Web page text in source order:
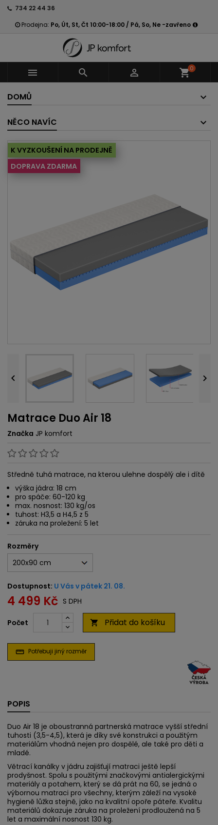
734 22 44 36
Prodejna: Po, Út, St, Čt 10:00-18:00 / Pá, So, Ne -zavřeno
   shopping_cart0
DOMŮ
NĚCO NAVÍC
K VYZKOUŠENÍ NA PRODEJNĚ
DOPRAVA ZDARMA
 
Matrace Duo Air 18
Značka JP komfort
Středně tuhá matrace, na kterou ulehne dospělý ale i dítě
výška jádra: 18 cm
pro spáče: 60-120 kg
max. nosnost: 130 kg/os
tuhost: H3,5 a H4,5 z 5
záruka na proležení: 5 let
Rozměry
Dostupnost: U Vás v pátek 21. 08.
4 499 Kč S DPH
Počet  Přidat do košíku
straighten Potřebuji jiný rozměr
POPIS
Duo Air 18 je oboustranná partnerská matrace vyšší střední
tuhosti (3,5-4,5), která je díky své konstrukci a použitým
materiálům vhodná nejen pro dospělé, ale také pro děti a
mladé.
Větrací kanálky v jádru zajišťují matraci ještě lepší
prodyšnost. Spolu s použitými značkovými antialergickými
materiály a potahem, který se dá prát na 60, se jedná o
výbornou matraci pro všechny, kterým záleží na vysoké
hygieně lůžka stejně, jako na kvalitní opoře páteře. Kvalitu
materiálů dokazuje záruka na proležení prodloužená na 5
let a maximální nosnost 130 kg.